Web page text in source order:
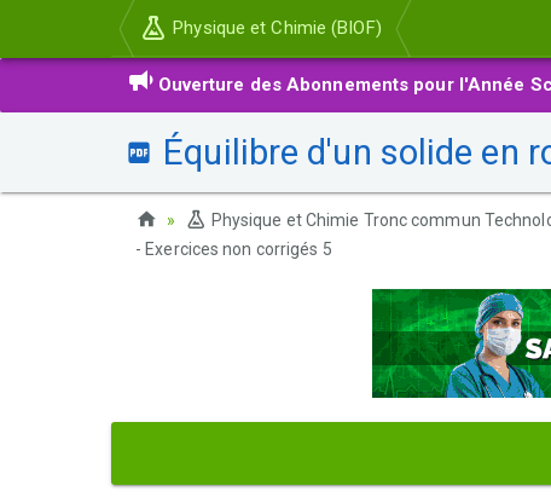
Physique et Chimie (BIOF)
Ouverture des Abonnements pour l'Année
Équilibre d'un solide en
Physique et Chimie Tronc commun
- Exercices non corrigés 5